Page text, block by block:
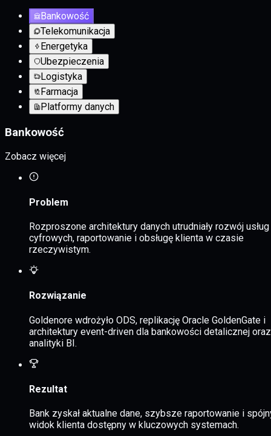
Bankowość
Telekomunikacja
Energetyka
Ubezpieczenia
Logistyka
Farmacja
Platformy danych
Bankowość
Zobacz więcej
Problem
Rozproszone architektury danych utrudniały rozwój usług
cyfrowych, raportowanie i obsługę klienta w czasie
rzeczywistym.
Rozwiązanie
Goldenore wdrożyło ODS, replikację Oracle GoldenGate i
architektury event-driven dla bankowości detalicznej oraz
analityki BI.
Rezultat
Bank zyskał aktualne dane, szybsze raportowanie i
widok klienta dostępny w kluczowych systemach.